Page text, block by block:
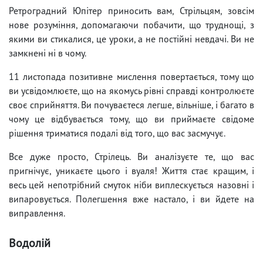
Ретроградний Юпітер приносить вам, Стрільцям, зовсім
нове розуміння, допомагаючи побачити, що труднощі, з
якими ви стикалися, це уроки, а не постійні невдачі. Ви не
замкнені ні в чому.
11 листопада позитивне мислення повертається, тому що
ви усвідомлюєте, що на якомусь рівні справді контролюєте
своє сприйняття. Ви почуваєтеся легше, вільніше, і багато в
чому це відбувається тому, що ви приймаєте свідоме
рішення триматися подалі від того, що вас засмучує.
Все дуже просто, Стрілець. Ви аналізуєте те, що вас
пригнічує, уникаєте цього і вуаля! Життя стає кращим, і
весь цей непотрібний смуток ніби виплескується назовні і
випаровується. Полегшення вже настало, і ви йдете на
виправлення.
Водолій